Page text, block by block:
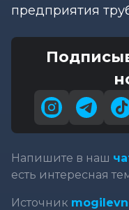
предприятия
Напишите в наш
есть интересная
Источник